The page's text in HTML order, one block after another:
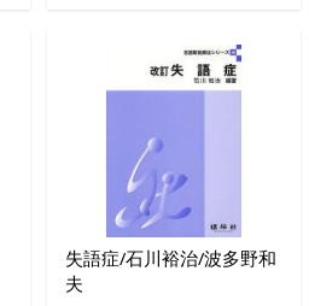
失語症/石川裕治/波多野和
夫